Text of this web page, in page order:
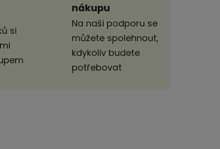
si
nákupu
Na naši podporu se
můžete spolehnout,
kdykoliv budete
potřebovat